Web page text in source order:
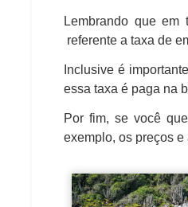
Lembrando que
referente a taxa de
Inclusive é
essa taxa é paga na
Por fim, se você
exemplo, os preços